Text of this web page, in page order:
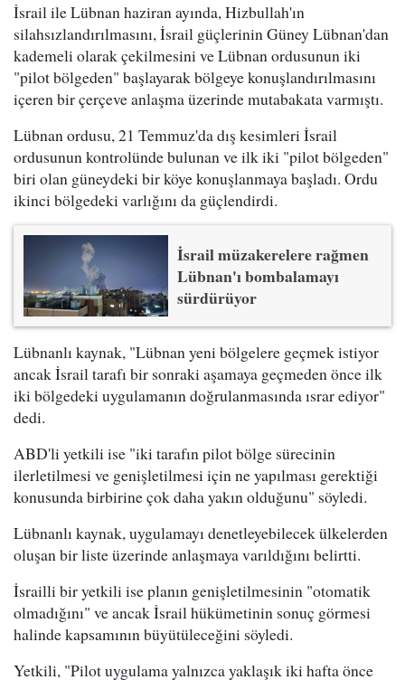
İsrail ile Lübnan haziran ayında, Hizbullah'ın
silahsızlandırılmasını, İsrail güçlerinin Güney Lübnan'dan
kademeli olarak çekilmesini ve Lübnan ordusunun iki
"pilot bölgeden" başlayarak bölgeye konuşlandırılmasını
içeren bir çerçeve anlaşma üzerinde mutabakata varmıştı.
Lübnan ordusu, 21 Temmuz'da dış kesimleri İsrail
ordusunun kontrolünde bulunan ve ilk iki "pilot bölgeden"
biri olan güneydeki bir köye konuşlanmaya başladı. Ordu
ikinci bölgedeki varlığını da güçlendirdi.
İsrail müzakerelere rağmen
Lübnan'ı bombalamayı
sürdürüyor
Lübnanlı kaynak, "Lübnan yeni bölgelere geçmek istiyor
ancak İsrail tarafı bir sonraki aşamaya geçmeden önce ilk
iki bölgedeki uygulamanın doğrulanmasında ısrar ediyor"
dedi.
ABD'li yetkili ise "iki tarafın pilot bölge sürecinin
ilerletilmesi ve genişletilmesi için ne yapılması gerektiği
konusunda birbirine çok daha yakın olduğunu" söyledi.
Lübnanlı kaynak, uygulamayı denetleyebilecek ülkelerden
oluşan bir liste üzerinde anlaşmaya varıldığını belirtti.
İsrailli bir yetkili ise planın genişletilmesinin "otomatik
olmadığını" ve ancak İsrail hükümetinin sonuç görmesi
halinde kapsamının büyütüleceğini söyledi.
Yetkili, "Pilot uygulama yalnızca yaklaşık iki hafta önce